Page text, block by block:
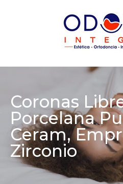
Coronas
Porcelana
Ceram,
Zirconio